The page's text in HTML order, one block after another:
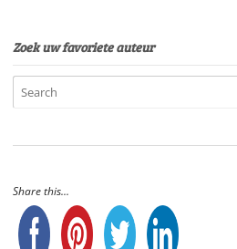
Zoek uw favoriete auteur
Share this...